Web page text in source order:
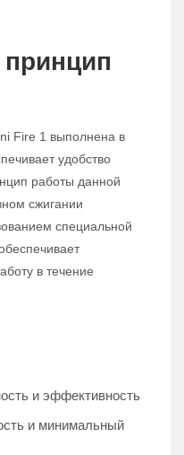
Fire 1 выполнена в
удобство
работы данной
сжигании
специальной
в течение
и эффективность
и минимальный